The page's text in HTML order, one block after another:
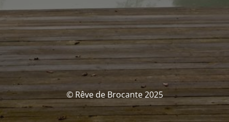
© Rêve de Brocante 2025